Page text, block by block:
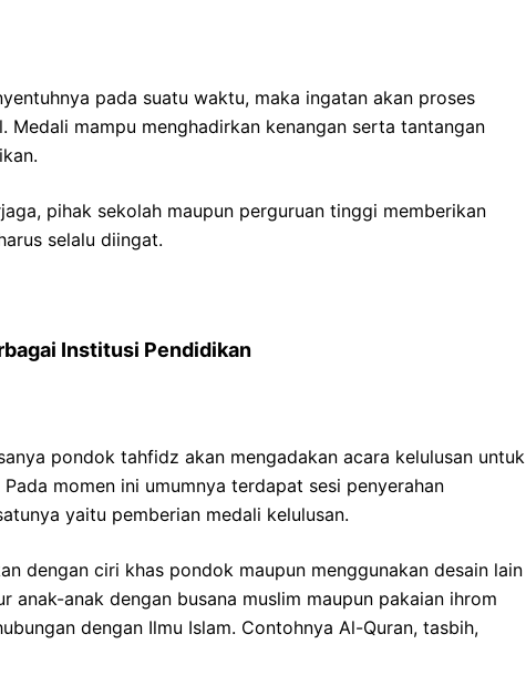
pada suatu waktu, maka ingatan akan proses
Medali mampu menghadirkan kenangan serta tantangan
pihak sekolah maupun perguruan tinggi memberikan
selalu diingat.
Institusi Pendidikan
pondok tahfidz akan mengadakan acara kelulusan untuk
momen ini umumnya terdapat sesi penyerahan
yaitu pemberian medali kelulusan.
dengan ciri khas pondok maupun menggunakan desain lain
anak-anak dengan busana muslim maupun pakaian ihrom
dengan Ilmu Islam. Contohnya Al-Quran, tasbih,